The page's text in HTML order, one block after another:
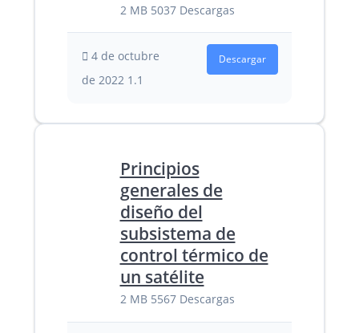
2 MB 5037 Descargas
4 de octubre
de 2022 1.1
Descargar
Principios
generales de
diseño del
subsistema de
control térmico de
un satélite
2 MB 5567 Descargas